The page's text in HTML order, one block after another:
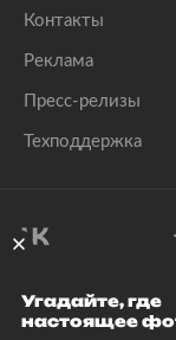
Контакты
Реклама
Пресс-релизы
Техподдержка
©
Угадайте, где
настоящее